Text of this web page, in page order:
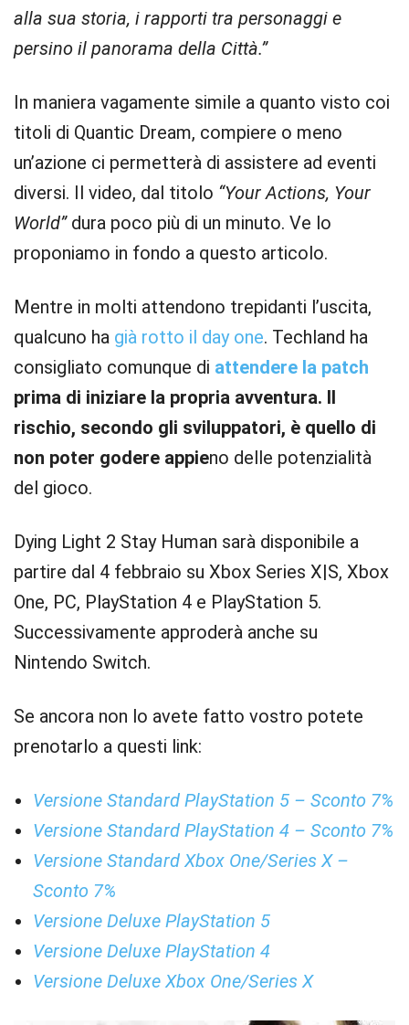
alla sua storia, i rapporti tra personaggi e
persino il panorama della Città.”
In maniera vagamente simile a quanto visto coi
titoli di Quantic Dream, compiere o meno
un’azione ci permetterà di assistere ad eventi
diversi. Il video, dal titolo “Your Actions, Your
World”dura poco più di un minuto. Ve lo
proponiamo in fondo a questo articolo.
Mentre in molti attendono trepidanti l’uscita,
qualcuno ha già rotto il day one. Techland ha
consigliato comunque di attendere la patch
prima di iniziare la propria avventura. Il
rischio, secondo gli sviluppatori, è quello di
non poter godere appieno delle potenzialità
del gioco.
Dying Light 2 Stay Human sarà disponibile a
partire dal 4 febbraio su Xbox Series X|S, Xbox
One, PC, PlayStation 4 e PlayStation 5.
Successivamente approderà anche su
Nintendo Switch.
Se ancora non lo avete fatto vostro potete
prenotarlo a questi link:
Versione Standard PlayStation 5 – Sconto 7%
Versione Standard PlayStation 4 – Sconto 7%
Versione Standard Xbox One/Series X –
Sconto 7%
Versione Deluxe PlayStation 5
Versione Deluxe PlayStation 4
Versione Deluxe Xbox One/Series X